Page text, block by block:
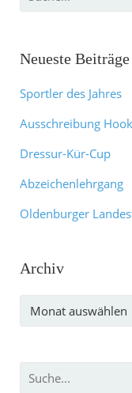
Neueste Beiträge
Sportler des Jahres
Ausschreibung
Dressur-Kür-Cup
Abzeichenlehrgang
Oldenburger
Archiv
Archiv